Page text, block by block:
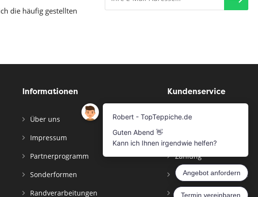
die häufig gestellten
Informationen
Über uns
Impressum
Partnerprogramm
Sonderformen
Randverarbeitungen
Kundenservice
Musterservice
Zahlung
Versandinformationen
Widerrufsbelehrung